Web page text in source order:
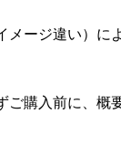
ージ違い）に
購入前に、概